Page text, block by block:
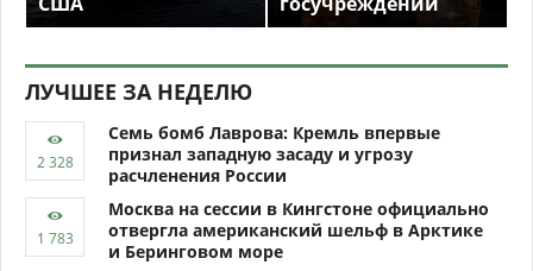
ЛУЧШЕЕ ЗА НЕДЕЛЮ
Семь бомб Лаврова: Кремль впервые
признал западную засаду и угрозу
расчленения России
Москва на сессии в Кингстоне официально
отвергла американский шельф в Арктике
и Беринговом море